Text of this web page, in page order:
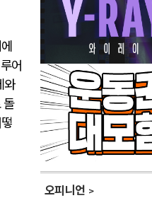
어
와
돌
오피니언